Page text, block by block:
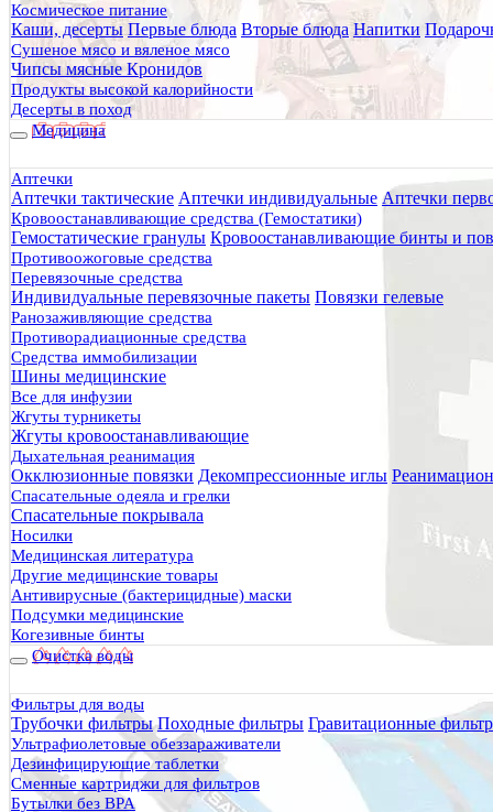
Космическое питание
Каши, десерты Первые блюда Вторые блюда Напитки
Сушеное мясо и вяленое мясо
Чипсы мясные Кронидов
Продукты высокой калорийности
Десерты в поход
Медицина
Аптечки
Аптечки тактические Аптечки индивидуальные Аптечки
Кровоостанавливающие средства (Гемостатики)
Гемостатические гранулы Кровоостанавливающие бинты и
Противоожоговые средства
Перевязочные средства
Индивидуальные перевязочные пакеты Повязки гелевые
Ранозаживляющие средства
Противорадиационные средства
Средства иммобилизации
Шины медицинские
Все для инфузии
Жгуты турникеты
Жгуты кровоостанавливающие
Дыхательная реанимация
Окклюзионные повязки Декомпрессионные иглы
Спасательные одеяла и грелки
Спасательные покрывала
Носилки
Медицинская литература
Другие медицинские товары
Антивирусные (бактерицидные) маски
Подсумки медицинские
Когезивные бинты
Очистка воды
Фильтры для воды
Трубочки фильтры Походные фильтры Гравитационные
Ультрафиолетовые обеззараживатели
Дезинфицирующие таблетки
Сменные картриджи для фильтров
Бутылки без BPA
Сортировать:
Фильтры
Сортировка
сначала дешёвые
сначала дорогие
сначала популярные
Назофарингеальный воздуховод Robertazzi (оригинал)
Вводится через носовые отверстия для обеспечения
1020 руб.
1
Фильтр категорий
Дыхательные воздуховоды (1)